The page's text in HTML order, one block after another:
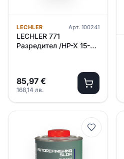
LECHLER Арт. 100241
LECHLER 771
Разредител /HP-X 15-
85,97 €
168,14 лв.